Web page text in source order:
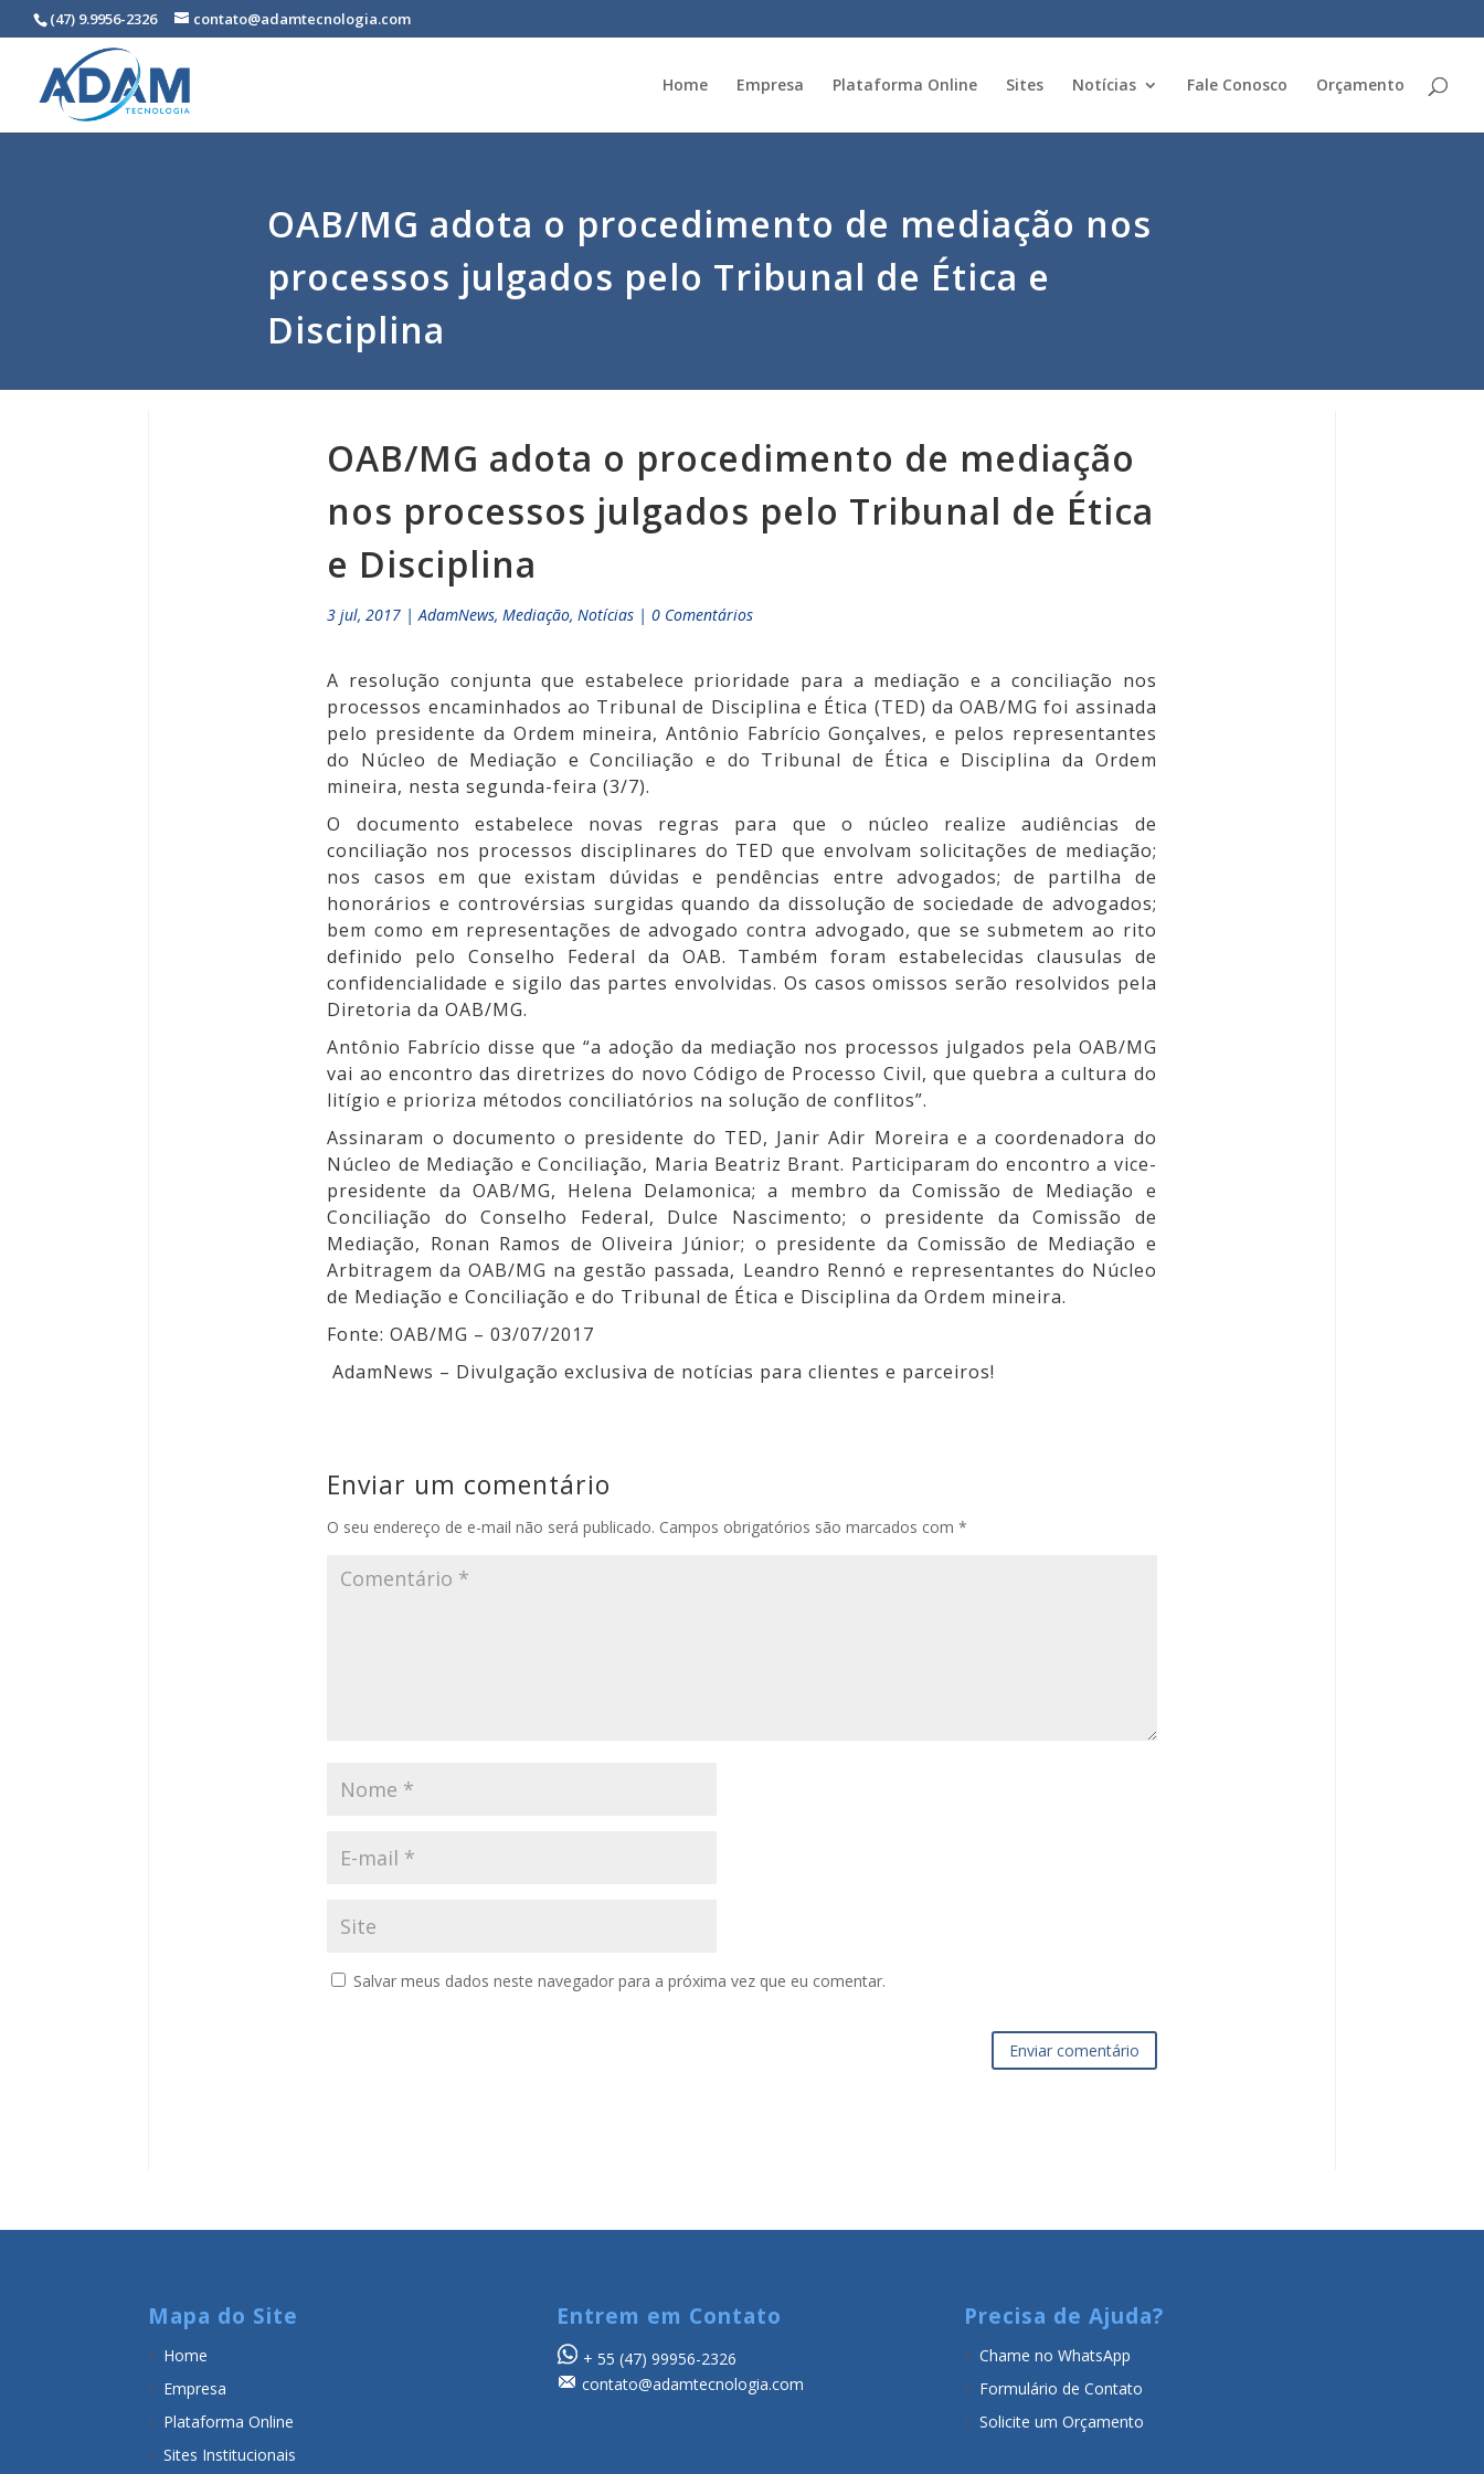
(47) 9.9956-2326 contato@adamtecnologia.com
Home Empresa Plataforma Online Sites Notícias Fale Conosco Orçamento
OAB/MG adota o procedimento de mediação nos
processos julgados pelo Tribunal de Ética e
Disciplina
OAB/MG adota o procedimento de mediação
nos processos julgados pelo Tribunal de Ética
e Disciplina
3 jul, 2017 |AdamNews,Mediação,Notícias |0 Comentários
A resolução conjunta que estabelece prioridade para a mediação e a conciliação nos
processos encaminhados ao Tribunal de Disciplina e Ética (TED) da OAB/MG foi assinada
pelo presidente da Ordem mineira, Antônio Fabrício Gonçalves, e pelos representantes
do Núcleo de Mediação e Conciliação e do Tribunal de Ética e Disciplina da Ordem
mineira, nesta segunda-feira (3/7).
O documento estabelece novas regras para que o núcleo realize audiências de
conciliação nos processos disciplinares do TED que envolvam solicitações de mediação;
nos casos em que existam dúvidas e pendências entre advogados; de partilha de
honorários e controvérsias surgidas quando da dissolução de sociedade de advogados;
bem como em representações de advogado contra advogado, que se submetem ao rito
definido pelo Conselho Federal da OAB. Também foram estabelecidas clausulas de
confidencialidade e sigilo das partes envolvidas. Os casos omissos serão resolvidos pela
Diretoria da OAB/MG.
Antônio Fabrício disse que “a adoção da mediação nos processos julgados pela OAB/MG
vai ao encontro das diretrizes do novo Código de Processo Civil, que quebra a cultura do
litígio e prioriza métodos conciliatórios na solução de conflitos”.
Assinaram o documento o presidente do TED, Janir Adir Moreira e a coordenadora do
Núcleo de Mediação e Conciliação, Maria Beatriz Brant. Participaram do encontro a vice-
presidente da OAB/MG, Helena Delamonica; a membro da Comissão de Mediação e
Conciliação do Conselho Federal, Dulce Nascimento; o presidente da Comissão de
Mediação, Ronan Ramos de Oliveira Júnior; o presidente da Comissão de Mediação e
Arbitragem da OAB/MG na gestão passada, Leandro Rennó e representantes do Núcleo
de Mediação e Conciliação e do Tribunal de Ética e Disciplina da Ordem mineira.
Fonte: OAB/MG – 03/07/2017
AdamNews – Divulgação exclusiva de notícias para clientes e parceiros!
Enviar um comentário
O seu endereço de e-mail não será publicado. Campos obrigatórios são marcados com*
Salvar meus dados neste navegador para a próxima vez que eu comentar.
Enviar comentário
Mapa do Site
Home
Empresa
Plataforma Online
Sites Institucionais
Entrem em Contato
+ 55 (47) 99956-2326
contato@adamtecnologia.com
Precisa de Ajuda?
Chame no WhatsApp
Formulário de Contato
Solicite um Orçamento